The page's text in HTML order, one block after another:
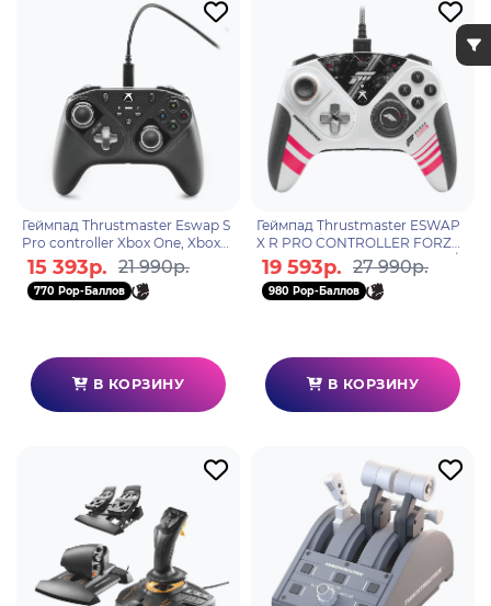
Геймпад Thrustmaster Eswap S
Pro controller Xbox One, Xbox
X, Xbox S, ПК
15 393р. 21 990р.
770 Pop-Баллов
В КОРЗИНУ
Геймпад Thrustmaster ESWAP
X R PRO CONTROLLER FORZA
HORIZON 5 Xbox One, Xbox X/S,
ПК
19 593р. 27 990р.
980 Pop-Баллов
В КОРЗИНУ